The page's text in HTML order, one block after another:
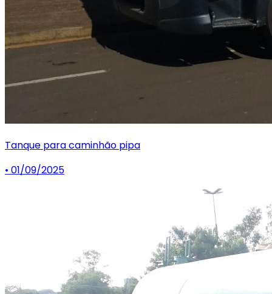
Tanque para caminhão pipa
• 01/09/2025